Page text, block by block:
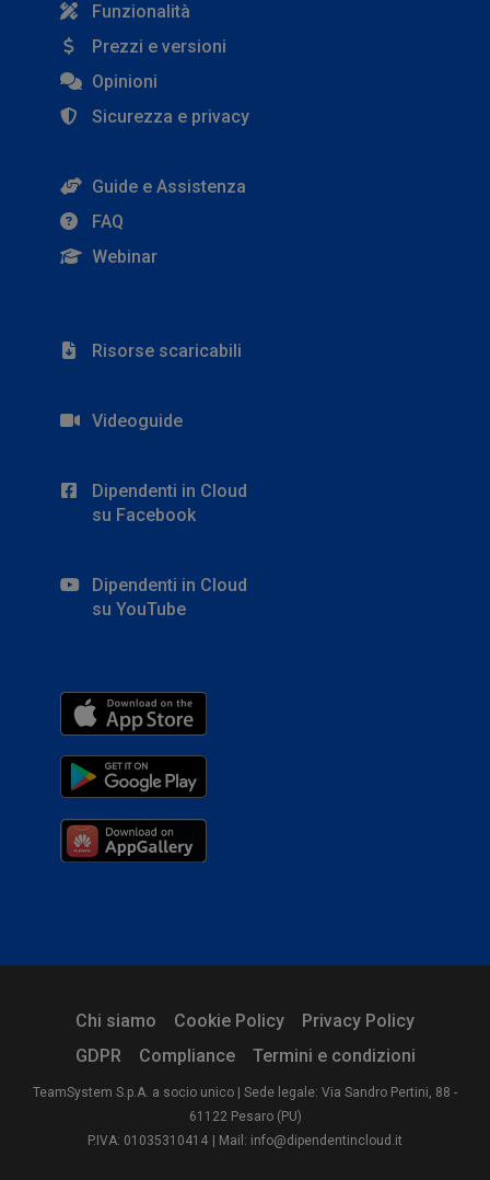
Funzionalità
Prezzi e versioni
Opinioni
Sicurezza e privacy
Guide e Assistenza
FAQ
Webinar
Risorse scaricabili
Videoguide
Dipendenti in Cloud
su Facebook
Dipendenti in Cloud
su YouTube
Chi siamo Cookie Policy
Privacy Policy
GDPR
Compliance Termini e condizioni
TeamSystem S.p.A. a socio unico | Sede legale: Via Sandro Pertini, 88 -
61122 Pesaro (PU)
P.IVA: 01035310414
| Mail: info@dipendentincloud.it